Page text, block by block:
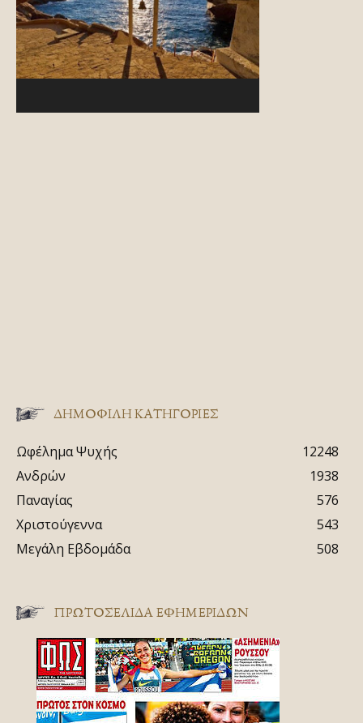
ΔΗΜΟΦΙΛΗ ΚΑΤΗΓΟΡΙΕΣ
Ωφέλημα Ψυχής
12248
Ανδρών
1938
Παναγίας
576
Χριστούγεννα
543
Μεγάλη Εβδομάδα
508
ΠΡΩΤΟΣΈΛΙΔΑ ΕΦΗΜΕΡΊΔΩΝ